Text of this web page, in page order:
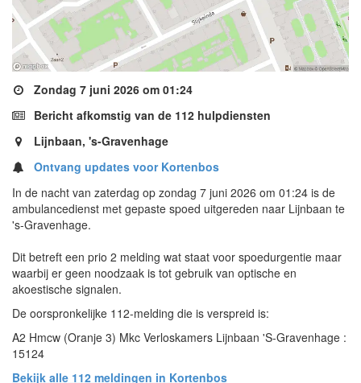
Zondag 7 juni 2026 om 01:24
Bericht afkomstig van de 112 hulpdiensten
Lijnbaan, 's-Gravenhage
Ontvang updates voor Kortenbos
In de nacht van zaterdag op zondag 7 juni 2026 om 01:24 is de
ambulancedienst met gepaste spoed uitgereden naar Lijnbaan te
's-Gravenhage.
Dit betreft een prio 2 melding wat staat voor spoedurgentie maar
waarbij er geen noodzaak is tot gebruik van optische en
akoestische signalen.
De oorspronkelijke 112-melding die is verspreid is:
A2 Hmcw (Oranje 3) Mkc Verloskamers Lijnbaan 'S-Gravenhage :
15124
Bekijk alle 112 meldingen in Kortenbos